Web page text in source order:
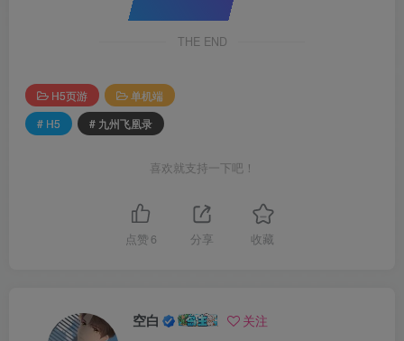
THE END
H5页游
单机端
# H5
# 九州飞凰录
喜欢就支持一下吧！
点赞 6 分享 收藏
空白 关注